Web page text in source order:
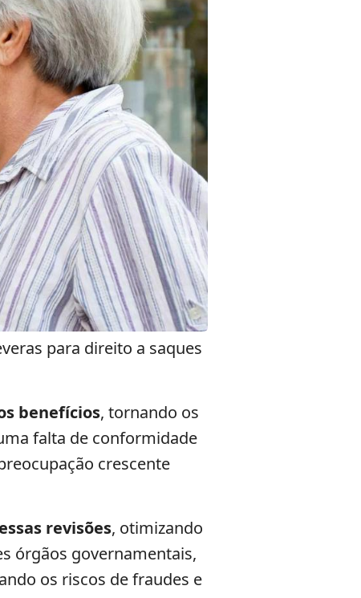
para direito a saques
benefícios, tornando os
falta de conformidade
crescente
revisões, otimizando
órgãos governamentais,
os riscos de fraudes e